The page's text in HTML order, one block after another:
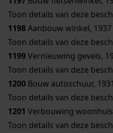
Toon details van deze
1198Aanbouw winkel, 1937
Toon details van deze
1199Vernieuwing gevels,
Toon details van deze
1200 Bouw autoschuur, 1931
Toon details van deze
1201 Verbouwing
Toon details van deze